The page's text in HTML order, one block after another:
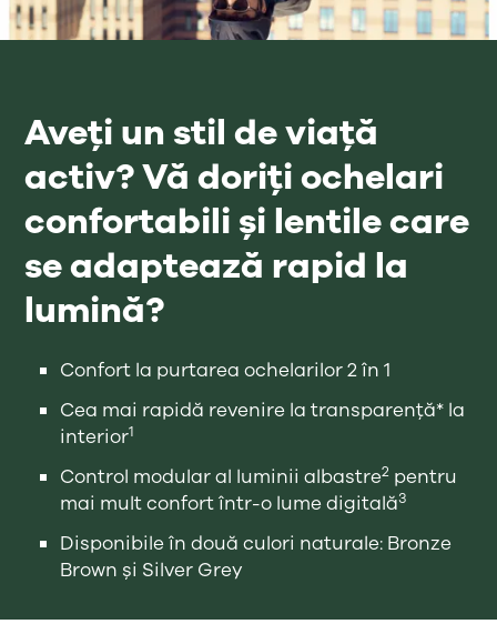
Aveți un stil de viață
activ? Vă doriți ochelari
confortabili și lentile care
se adaptează rapid la
lumină?
Confort la purtarea ochelarilor 2 în 1
Cea mai rapidă revenire la transparență* la
interior1
Control modular al luminii albastre2 pentru
mai mult confort într-o lume digitală3
Disponibile în două culori naturale: Bronze
Brown și Silver Grey